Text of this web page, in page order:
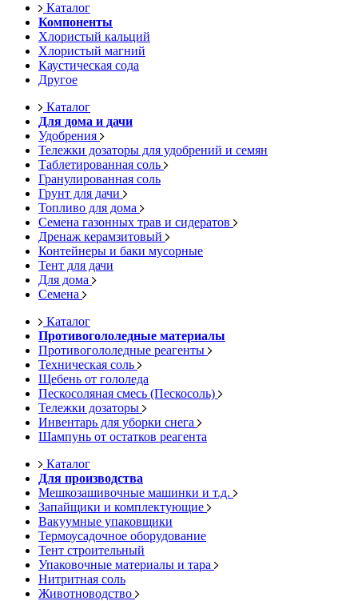
Каталог
Компоненты
Хлористый кальций
Хлористый магний
Каустическая сода
Другое
Каталог
Для дома и дачи
Удобрения
Тележки дозаторы для удобрений и семян
Таблетированная соль
Гранулированная соль
Грунт для дачи
Топливо для дома
Семена газонных трав и сидератов
Дренаж керамзитовый
Контейнеры и баки мусорные
Тент для дачи
Для дома
Семена
Каталог
Противогололедные материалы
Противогололедные реагенты
Техническая соль
Щебень от гололеда
Пескосоляная смесь (Пескосоль)
Тележки дозаторы
Инвентарь для уборки снега
Шампунь от остатков реагента
Каталог
Для производства
Мешкозашивочные машинки и т.д.
Запайщики и комплектующие
Вакуумные упаковщики
Термоусадочное оборудование
Тент строительный
Упаковочные материалы и тара
Нитритная соль
Животноводство